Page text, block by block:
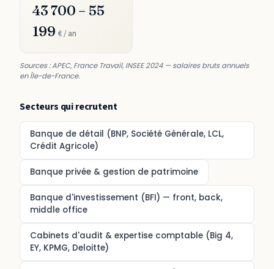
43 700 – 55
199€ / an
Sources : APEC, France Travail, INSEE 2024 — salaires bruts annuels
en Île-de-France.
Secteurs qui recrutent
Banque de détail (BNP, Société Générale, LCL,
Crédit Agricole)
Banque privée & gestion de patrimoine
Banque d'investissement (BFI) — front, back,
middle office
Cabinets d'audit & expertise comptable (Big 4,
EY, KPMG, Deloitte)